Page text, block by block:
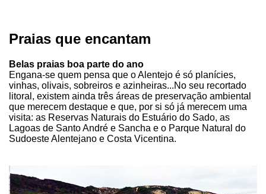
Praias que encantam
Belas praias boa parte do ano
Engana-se quem pensa que o Alentejo é só planícies,
vinhas, olivais, sobreiros e azinheiras...No seu recortado
litoral, existem ainda três áreas de preservação ambiental
que merecem destaque e que, por si só já merecem uma
visita: as Reservas Naturais do Estuário do Sado, as
Lagoas de Santo André e Sancha e o Parque Natural do
Sudoeste Alentejano e Costa Vicentina.